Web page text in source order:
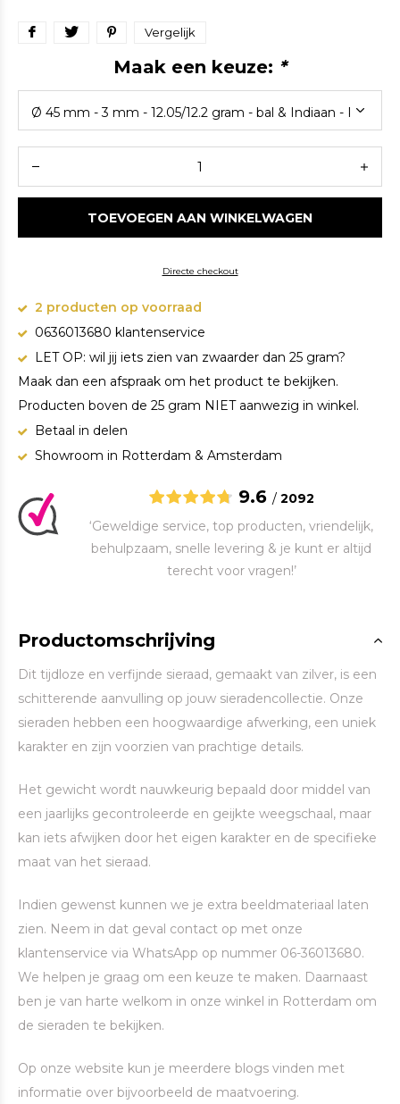
Vergelijk
Maak een keuze: *
TOEVOEGEN AAN WINKELWAGEN
Directe checkout
2 producten op voorraad
0636013680 klantenservice
LET OP: wil jij iets zien van zwaarder dan 25 gram?
Maak dan een afspraak om het product te bekijken.
Producten boven de 25 gram NIET aanwezig in winkel.
Betaal in delen
Showroom in Rotterdam & Amsterdam
9.6 / 2092
‘Geweldige service, top producten, vriendelijk,
behulpzaam, snelle levering & je kunt er altijd
terecht voor vragen!’
Productomschrijving
Dit tijdloze en verfijnde sieraad, gemaakt van zilver, is een
schitterende aanvulling op jouw sieradencollectie. Onze
sieraden hebben een hoogwaardige afwerking, een uniek
karakter en zijn voorzien van prachtige details.
Het gewicht wordt nauwkeurig bepaald door middel van
een jaarlijks gecontroleerde en geijkte weegschaal, maar
kan iets afwijken door het eigen karakter en de specifieke
maat van het sieraad.
Indien gewenst kunnen we je extra beeldmateriaal laten
zien. Neem in dat geval contact op met onze
klantenservice via WhatsApp op nummer 06-36013680.
We helpen je graag om een keuze te maken. Daarnaast
ben je van harte welkom in onze winkel in Rotterdam om
de sieraden te bekijken.
Op onze website kun je meerdere blogs vinden met
informatie over bijvoorbeeld de maatvoering.